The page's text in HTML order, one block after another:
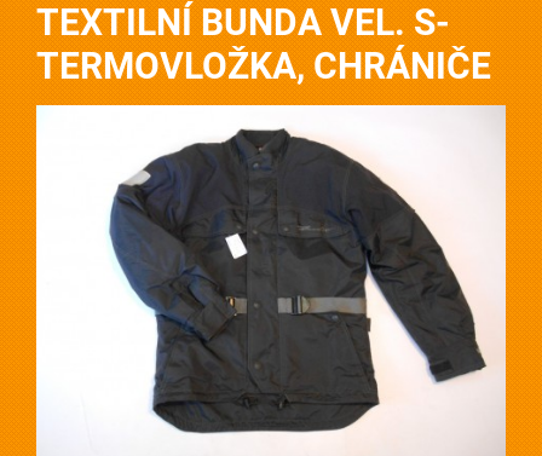
TEXTILNÍ BUNDA VEL. S-
TERMOVLOŽKA, CHRÁNIČE